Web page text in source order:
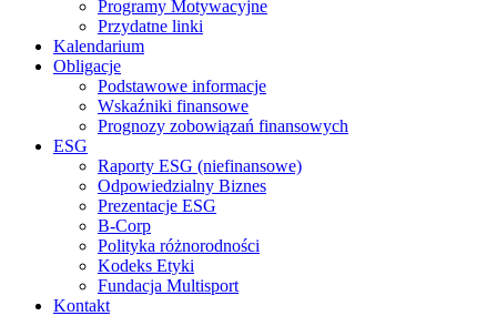
Programy Motywacyjne
Przydatne linki
Kalendarium
Obligacje
Podstawowe informacje
Wskaźniki finansowe
Prognozy zobowiązań finansowych
ESG
Raporty ESG (niefinansowe)
Odpowiedzialny Biznes
Prezentacje ESG
B-Corp
Polityka różnorodności
Kodeks Etyki
Fundacja Multisport
Kontakt